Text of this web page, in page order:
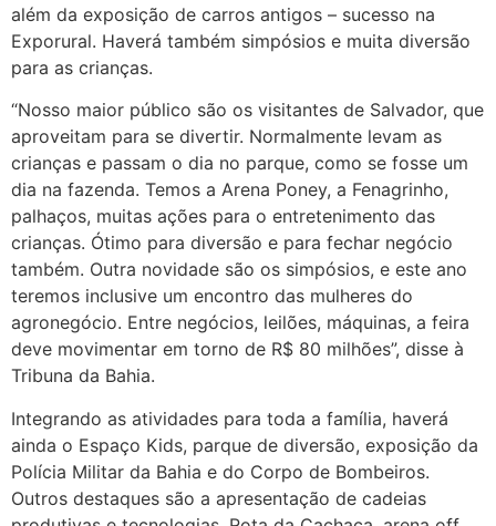
além da exposição de carros antigos – sucesso na
Exporural. Haverá também simpósios e muita diversão
para as crianças.
“Nosso maior público são os visitantes de Salvador, que
aproveitam para se divertir. Normalmente levam as
crianças e passam o dia no parque, como se fosse um
dia na fazenda. Temos a Arena Poney, a Fenagrinho,
palhaços, muitas ações para o entretenimento das
crianças. Ótimo para diversão e para fechar negócio
também. Outra novidade são os simpósios, e este ano
teremos inclusive um encontro das mulheres do
agronegócio. Entre negócios, leilões, máquinas, a feira
deve movimentar em torno de R$ 80 milhões”, disse à
Tribuna da Bahia.
Integrando as atividades para toda a família, haverá
ainda o Espaço Kids, parque de diversão, exposição da
Polícia Militar da Bahia e do Corpo de Bombeiros.
Outros destaques são a apresentação de cadeias